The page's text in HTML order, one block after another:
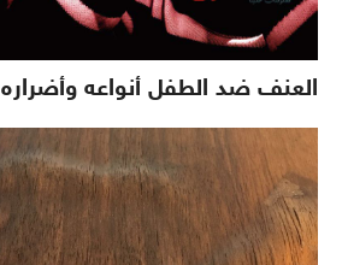
العنف ضد الطفل أنواعه وأضراره